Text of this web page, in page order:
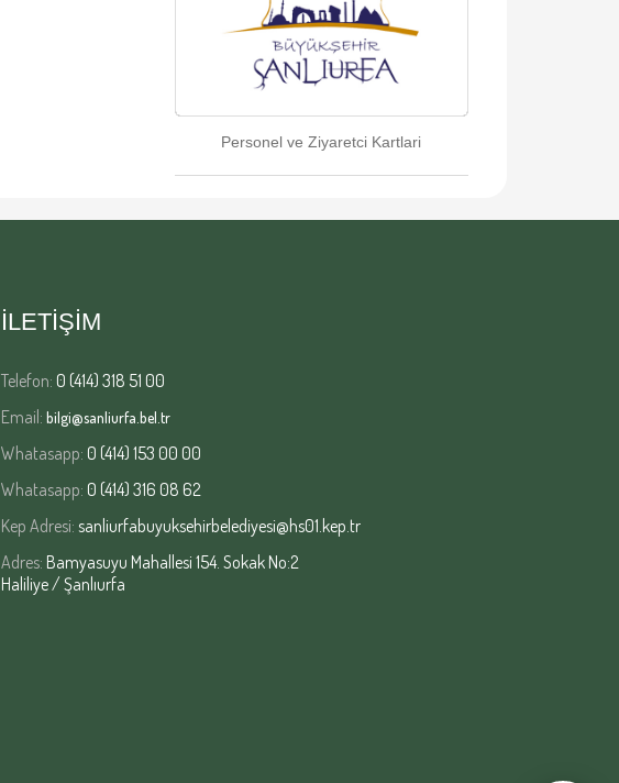
Personel ve Ziyaretci Kartlari
İLETİŞİM
Telefon: 0 (414) 318 51 00
Email: bilgi@sanliurfa.bel.tr
Whatasapp: 0 (414) 153 00 00
Whatasapp: 0 (414) 316 08 62
Kep Adresi: sanliurfabuyuksehirbelediyesi@hs01.kep.tr
Adres: Bamyasuyu Mahallesi 154. Sokak No:2
Haliliye / Şanlıurfa